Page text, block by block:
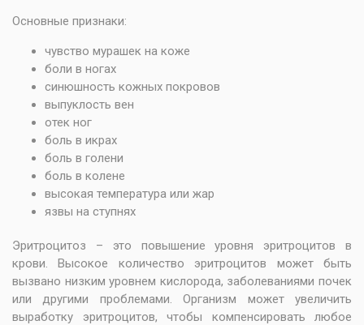
Основные признаки:
чувство мурашек на коже
боли в ногах
синюшность кожных покровов
выпуклость вен
отек ног
боль в икрах
боль в голени
боль в колене
высокая температура или жар
язвы на ступнях
Эритроцитоз – это повышение уровня эритроцитов в
крови. Высокое количество эритроцитов может быть
вызвано низким уровнем кислорода, заболеваниями почек
или другими проблемами. Организм может увеличить
выработку эритроцитов, чтобы компенсировать любое